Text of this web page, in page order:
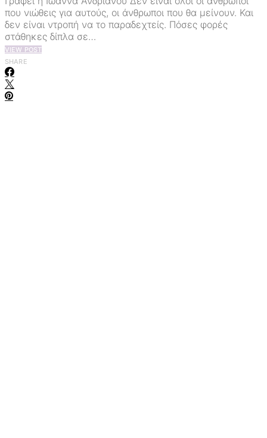
που νιώθεις για αυτούς, οι άνθρωποι που θα μείνουν. Και
δεν είναι ντροπή να το παραδεχτείς. Πόσες φορές
στάθηκες δίπλα σε…
VIEW POST
SHARE